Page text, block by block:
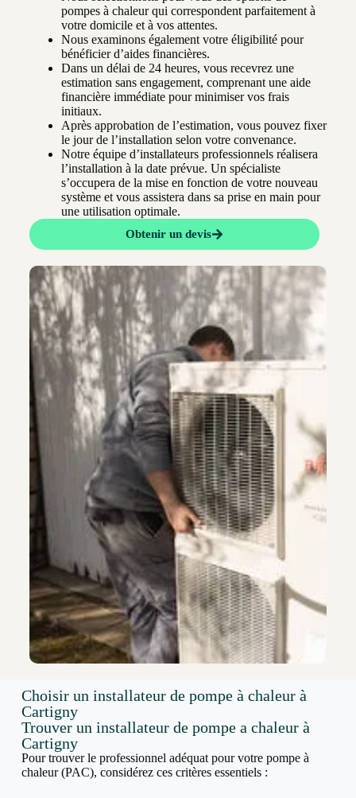
pompes à chaleur qui correspondent parfaitement à
votre domicile et à vos attentes.
Nous examinons également votre éligibilité pour
bénéficier d’aides financières.
Dans un délai de 24 heures, vous recevrez une
estimation sans engagement, comprenant une aide
financière immédiate pour minimiser vos frais
initiaux.
Après approbation de l’estimation, vous pouvez fixer
le jour de l’installation selon votre convenance.
Notre équipe d’installateurs professionnels réalisera
l’installation à la date prévue. Un spécialiste
s’occupera de la mise en fonction de votre nouveau
système et vous assistera dans sa prise en main pour
une utilisation optimale.
Obtenir un devis
Choisir un installateur de pompe à chaleur à
Cartigny
Trouver un installateur de pompe a chaleur à
Cartigny
Pour trouver le professionnel adéquat pour votre pompe à
chaleur (PAC), considérez ces critères essentiels :